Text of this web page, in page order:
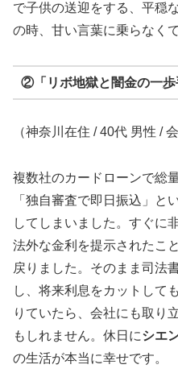
で子供の送迎をする、平穏
の時、甘い言葉に乗らなく
②「リボ地獄と闇金の一歩
（神奈川在住 / 40代 男性 / 会
複数社のカードローンで総
「独自審査で即日振込」と
してしまいました。すぐに
法外な金利を提示されたこ
戻りました。そのまま司法
し、将来利息をカットして
りていたら、会社にも取り
もしれません。休日にシエ
の生活が本当に幸せです。